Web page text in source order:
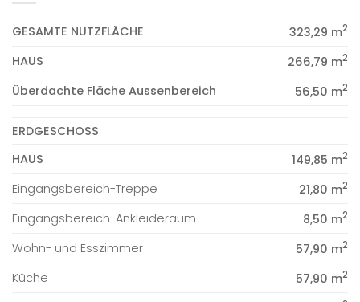
GESAMTE NUTZFLÄCHE 323,29 m2
HAUS 266,79 m2
Überdachte Fläche Aussenbereich 56,50 m2
ERDGESCHOSS
HAUS
149,85 m2
Eingangsbereich-Treppe 21,80 m2
Eingangsbereich-Ankleideraum 8,50 m2
Wohn- und Esszimmer 57,90 m2
Küche 57,90 m2